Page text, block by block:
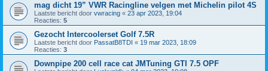
mag dicht 19” VWR Racingline velgen met Michelin pilot 4S
Laatste bericht door vwracing « 23 apr 2023, 19:04
Reacties: 5
Gezocht Intercoolerset Golf 7.5R
Laatste bericht door PassatB8TDI « 19 mar 2023, 18:09
Reacties: 3
Downpipe 200 cell race cat JMTuning GTI 7.5 OPF